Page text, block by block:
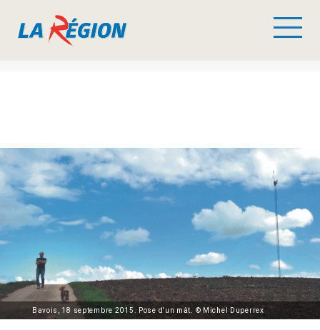
Bavois, 18 septembre 2015. Pose d'un mât. © Michel Duperrex